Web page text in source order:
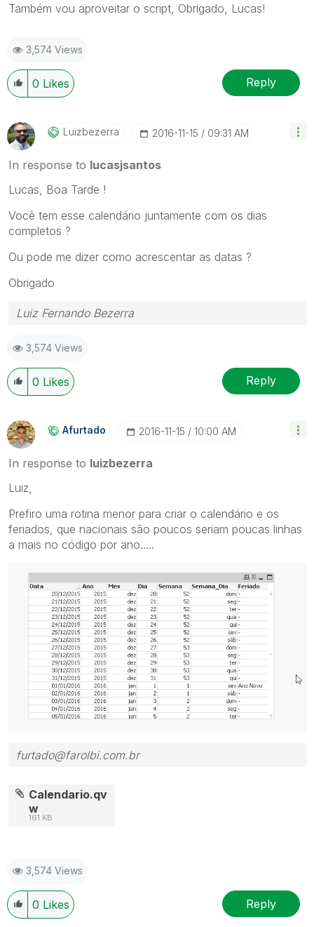
Também vou aproveitar o script, Obrigado, Lucas!
3,574 Views
0 Likes Reply
Luizbezerra ‎2016-11-15 09:31 AM
In response to lucasjsantos
Lucas, Boa Tarde !
Você tem esse calendário juntamente com os dias
completos ?
Ou pode me dizer como acrescentar as datas ?
Obrigado
Luiz Fernando Bezerra
3,574 Views
0 Likes Reply
Afurtado ‎2016-11-15 10:00 AM
In response to luizbezerra
Luiz,
Prefiro uma rotina menor para criar o calendário e os
feriados, que nacionais são poucos seriam poucas linhas
a mais no código por ano.....
furtado@farolbi.com.br
Calendario.qv
w
161 KB
3,574 Views
0 Likes Reply